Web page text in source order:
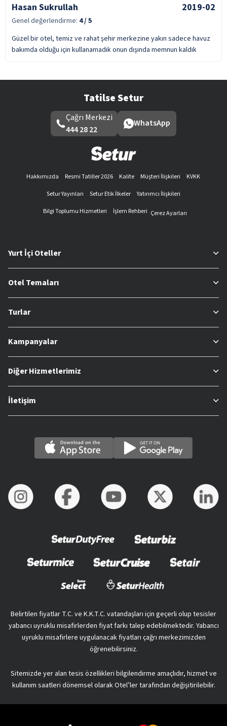
Hasan Sukrullah 2019-02
Genel değerlendirme: 4/ 5
Güzel bir otel, temiz ve rahat şehir merkezine yakın sadece havuz
bakımda olduğu için kullanamadık onun dışında memnun kaldık
Tatilse Setur
Çağrı Merkezi
444 28 22
WhatsApp
Hakkımızda Resmi Tatiller 2026 Kalite Müşteri İlişkileri
KVKK
Setur Yayınları
Setur Etik İlkeler
Yatırımcı İlişkileri
Bilgi Toplumu Hizmetleri
İşlem Rehberi Çerez Ayarları
Yurt İçi Oteller
Otel Temaları
Turlar
Kampanyalar
Diğer Hizmetlerimiz
İletişim
Belirtilen fiyatlar T.C. ve K.K.T.C. vatandaşları için geçerli olup tesisler
yabancı uyruklu misafirlerden fiyat farkı talep edebilmektedir. Yabancı
uyruklu misafirlere uygulanacak fiyatları çağrı merkezimizden
öğrenebilirsiniz.
Sitemizde yer alan tesis özellikleri bilgilendirme amaçlıdır, hizmet ve
kullanım saatleri dönemsel olarak Otel’ler tarafından değişitirilebilir.